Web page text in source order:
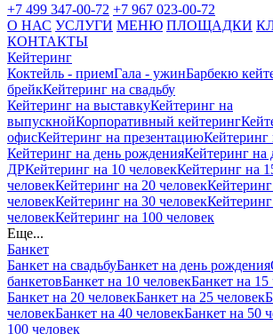
+7 499 347-00-72 +7 967 023-00-72
О НАС УСЛУГИ МЕНЮ ПЛОЩАДКИ
КОНТАКТЫ
Кейтеринг
Коктейль - приемГала - ужинБарбекю
брейкКейтеринг на свадьбу
Кейтеринг на выставкуКейтеринг на
выпускнойКорпоративный кейтеринг
офисКейтеринг на презентацию
Кейтеринг на день рожденияКейтеринг на
ДРКейтеринг на 10 человекКейтеринг на
человекКейтеринг на 20 человек
человекКейтеринг на 30 человек
человекКейтеринг на 100 человек
Еще...
Банкет
Банкет на свадьбуБанкет на день рождения
банкетовБанкет на 10 человекБанкет на 15
Банкет на 20 человекБанкет на 25 человек
человекБанкет на 40 человекБанкет на 50
100 человек